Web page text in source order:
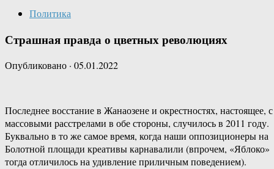
Политика
Страшная правда о цветных революциях
Опубликовано · 05.01.2022
Последнее восстание в Жанаозене и окрестностях, настоящее, с
массовыми расстрелами в обе стороны, случилось в 2011 году.
Буквально в то же самое время, когда наши оппозиционеры на
Болотной площади креативы карнавалили (впрочем, «Яблоко»
тогда отличилось на удивление приличным поведением).